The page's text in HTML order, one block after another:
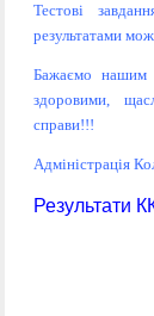
Тестові
результатами
Бажаємо нашим
здоровими,
справи!!!
Адміністрація
Результати